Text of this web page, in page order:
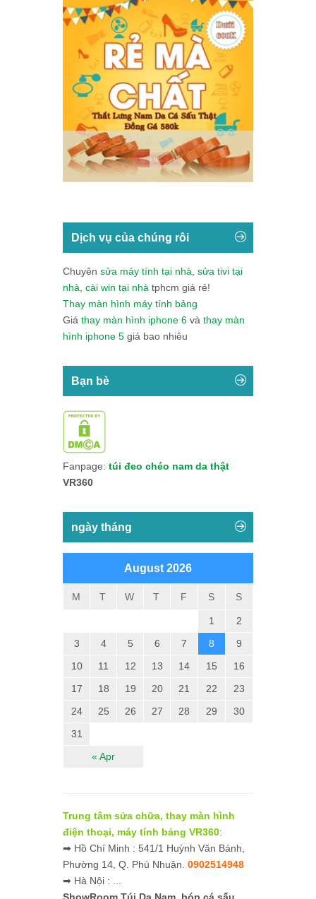
Dịch vụ của chúng rôi
Chuyên sửa máy tính tại nhà sửa tivi tại
nhà cài win tại nhà tphcm giá rẻ!
Thay màn hình máy tính bảng
Giá thay màn hình iphone 6 và thay màn
hình iphone 5 giá bao nhiêu
Bạn bè
Fanpage: túi đeo chéo nam da thật
VR360
ngày tháng
August 2026
M T W T F S S
« Apr
1
2
3
4 5 6 7 8
9
10
11 12 13 14 15
16
17
18 19 20 21 22
23
24
25 26 27 28 29
30
31
Trung tâm sửa chữa, thay màn hình
điện thoại, máy tính bảng VR360:
➡ Hồ Chí Minh : 541/1 Huỳnh Văn Bánh,
Phường 14, Q. Phú Nhuận. 0902514948
➡ Hà Nội : ...